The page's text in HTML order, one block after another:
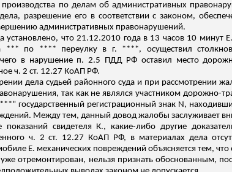
по делам об административных
разрешение его в соответствии с законом,
административных правонарушений.
установлено, что 21.12.2010 года в 13 часов 10
*** по **** переулку в г. ****, осуществил
чего в нарушение п. 2.5 ПДД РФ оставил место
ч. 2 ст. 12.27 КоАП РФ.
дела судьей районного суда и при рассмотрении
так как не являлся участником дорожно-
государственный регистрационный знак N,
Между тем, данный довод жалобы заслуживает
свидетеля К., какие-либо другие
ч. 2 ст. 12.27 КоАП РФ, в материалах дела
Е. механических повреждений объясняется тем,
отремонтирован, нельзя признать обоснованным,